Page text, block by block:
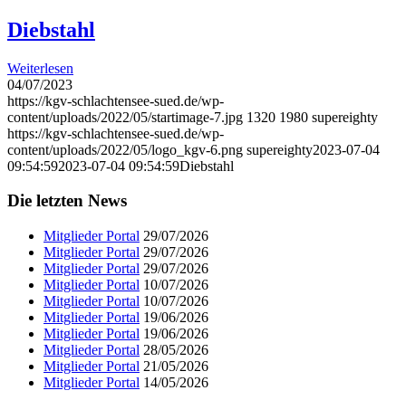
Diebstahl
Weiterlesen
04/07/2023
https://kgv-schlachtensee-sued.de/wp-
content/uploads/2022/05/startimage-7.jpg 1320 1980 supereighty
https://kgv-schlachtensee-sued.de/wp-
content/uploads/2022/05/logo_kgv-6.png supereighty2023-07-04
09:54:592023-07-04 09:54:59Diebstahl
Die letzten News
Mitglieder Portal 29/07/2026
Mitglieder Portal 29/07/2026
Mitglieder Portal 29/07/2026
Mitglieder Portal 10/07/2026
Mitglieder Portal 10/07/2026
Mitglieder Portal 19/06/2026
Mitglieder Portal 19/06/2026
Mitglieder Portal 28/05/2026
Mitglieder Portal 21/05/2026
Mitglieder Portal 14/05/2026